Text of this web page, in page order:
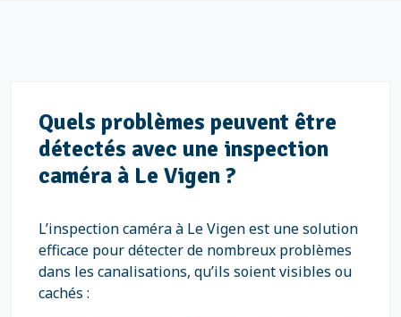
Quels problèmes peuvent être
détectés avec une inspection
caméra à Le Vigen ?
L’inspection caméra à Le Vigen est une solution
efficace pour détecter de nombreux problèmes
dans les canalisations, qu’ils soient visibles ou
cachés :